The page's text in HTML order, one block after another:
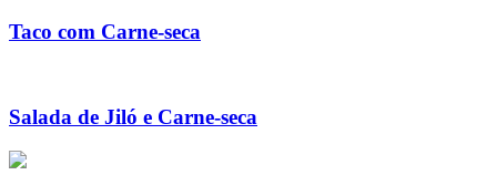
Taco com Carne-seca
Salada de Jiló e Carne-seca